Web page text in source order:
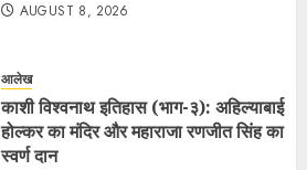
AUGUST 8, 2026
आलेख
काशी विश्वनाथ इतिहास (भाग-३): अहिल्याबाई
होल्कर का मंदिर और महाराजा रणजीत सिंह का
स्वर्ण दान